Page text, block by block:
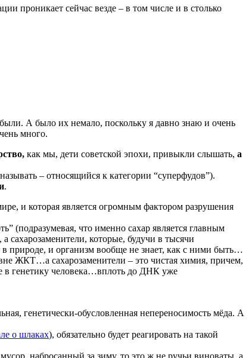
проникает сейчас везде – в том числе и в столько
А было их немало, поскольку я давно знаю и очень
много.
как мы, дети советской эпохи, привыкли слышать, а
– относящийся к категории “суперфудов”).
.
и которая является огромным фактором разрушения
(подразумевая, что именно сахар является главным
сахарозаменители, которые, будучи в тысячи
природе, и организм вообще не знает, как с ними быть…
ЖКТ…а сахарозаменители – это чистая химия, причем,
в генетику человека…вплоть до ДНК уже
генетически-обусловленная непереносимость мёда. А
о шлаках), обязательно будет реагировать на такой
набросанный за зиму, то это ж не ручьи виноваты, а